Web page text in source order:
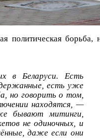
политическая борьба,
в Беларуси. Есть
есть уже
но говорить о том,
находятся, —
бывают митинги,
не одиночных, и
даже если они